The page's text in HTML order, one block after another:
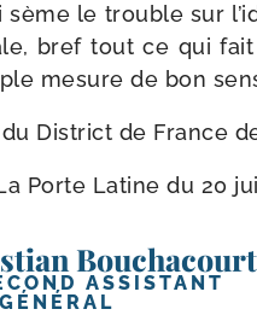
le trouble sur
bref tout ce qui fait
mesure de bon
District de France
Porte Latine du 20
Bouchacourt
ASSISTANT
GÉNÉRAL